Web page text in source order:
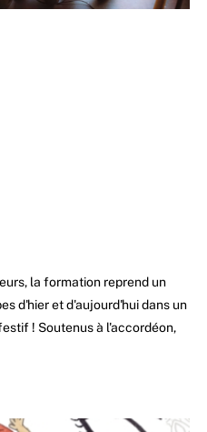
la formation reprend un
d'hier et d'aujourd'hui dans un
! Soutenus à l'accordéon,